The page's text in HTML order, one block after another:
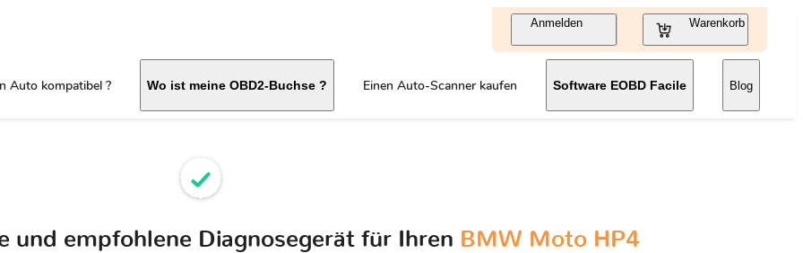
Anmelden Warenkorb
Auto kompatibel ? Wo ist meine OBD2-Buchse ? Einen Auto-Scanner kaufen Software EOBD Facile Blog
und empfohlene Diagnosegerät für Ihren BMW Moto HP4